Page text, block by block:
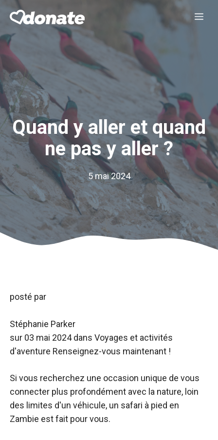
contenu
Quand y aller et quand
ne pas y aller ?
5 mai 2024
posté par
Stéphanie Parker
sur 03 mai 2024dans Voyages et activités
d'aventure Renseignez-vous maintenant !
Si vous recherchez une occasion unique de vous
connecter plus profondément avec la nature, loin
des limites d'un véhicule, un safari à pied en
Zambie est fait pour vous.